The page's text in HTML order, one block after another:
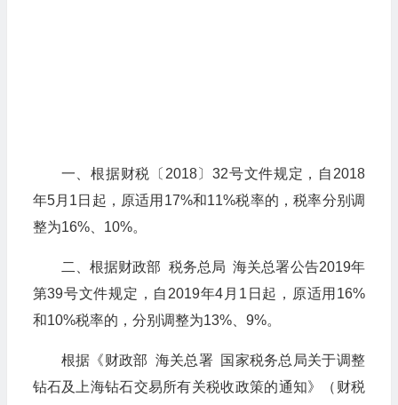
一、根据财税〔2018〕32号文件规定，自2018
年5月1日起，原适用17%和11%税率的，税率分别调
整为16%、10%。
二、根据财政部 税务总局 海关总署公告2019年
第39号文件规定，自2019年4月1日起，原适用16%
和10%税率的，分别调整为13%、9%。
根据《财政部 海关总署 国家税务总局关于调整
钻石及上海钻石交易所有关税收政策的通知》（财税